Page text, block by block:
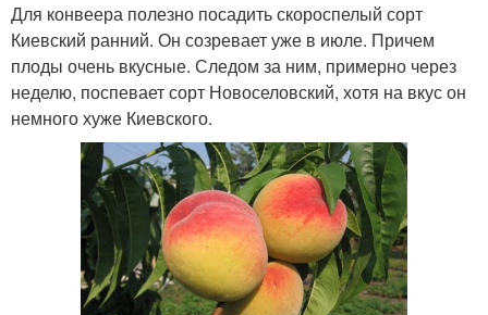
Для конвеера полезно посадить скороспелый сорт
Киевский ранний. Он созревает уже в июле. Причем
плоды очень вкусные. Следом за ним, примерно через
неделю, поспевает сорт Новоселовский, хотя на вкус он
немного хуже Киевского.